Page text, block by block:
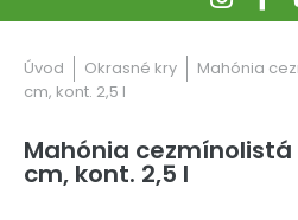
Úvod Okrasné kry
Mahónia
cm, kont. 2,5 l
Mahónia cezmínolistá
cm, kont. 2,5 l